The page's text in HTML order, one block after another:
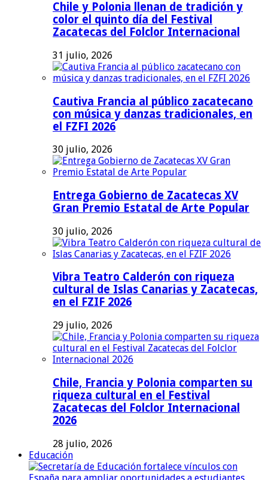
Chile y Polonia llenan de tradición y
color el quinto día del Festival
Zacatecas del Folclor Internacional
31 julio, 2026
Cautiva Francia al público zacatecano
con música y danzas tradicionales, en
el FZFI 2026
30 julio, 2026
Entrega Gobierno de Zacatecas XV
Gran Premio Estatal de Arte Popular
30 julio, 2026
Vibra Teatro Calderón con riqueza
cultural de Islas Canarias y Zacatecas,
en el FZIF 2026
29 julio, 2026
Chile, Francia y Polonia comparten su
riqueza cultural en el Festival
Zacatecas del Folclor Internacional
2026
28 julio, 2026
Educación